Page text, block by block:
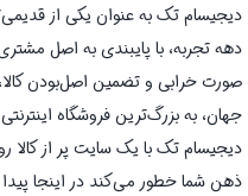
دیجیسام تک به عنوان یکی از
صورت خرابی و تضمین اصل‌بودن
جهان، به بزرگ‌ترین فروشگاه
دیجیسام تک با یک سایت پر از کالا
ذهن شما خطور می‌کند در اینجا